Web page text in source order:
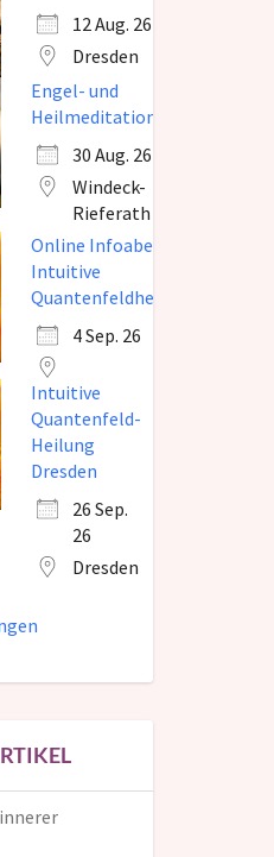
12 Aug. 26
Dresden
Engel- und
Heilmeditation
30 Aug. 26
Windeck-
Rieferath
Online Infoabend
Intuitive
Quantenfeldheilung
4 Sep. 26
Intuitive
Quantenfeld-
Heilung
Dresden
26 Sep.
26
Dresden